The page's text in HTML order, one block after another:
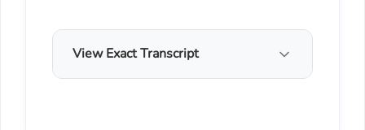
View Exact Transcript